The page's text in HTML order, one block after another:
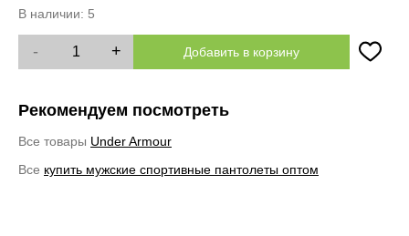
В наличии: 5
- + Добавить в корзину
Рекомендуем посмотреть
Все товары Under Armour
Все купить мужские спортивные пантолеты оптом